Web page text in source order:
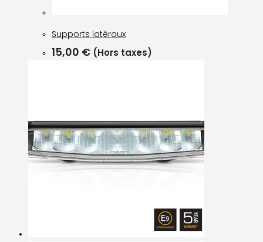
Supports latéraux
15,00 € (Hors taxes)